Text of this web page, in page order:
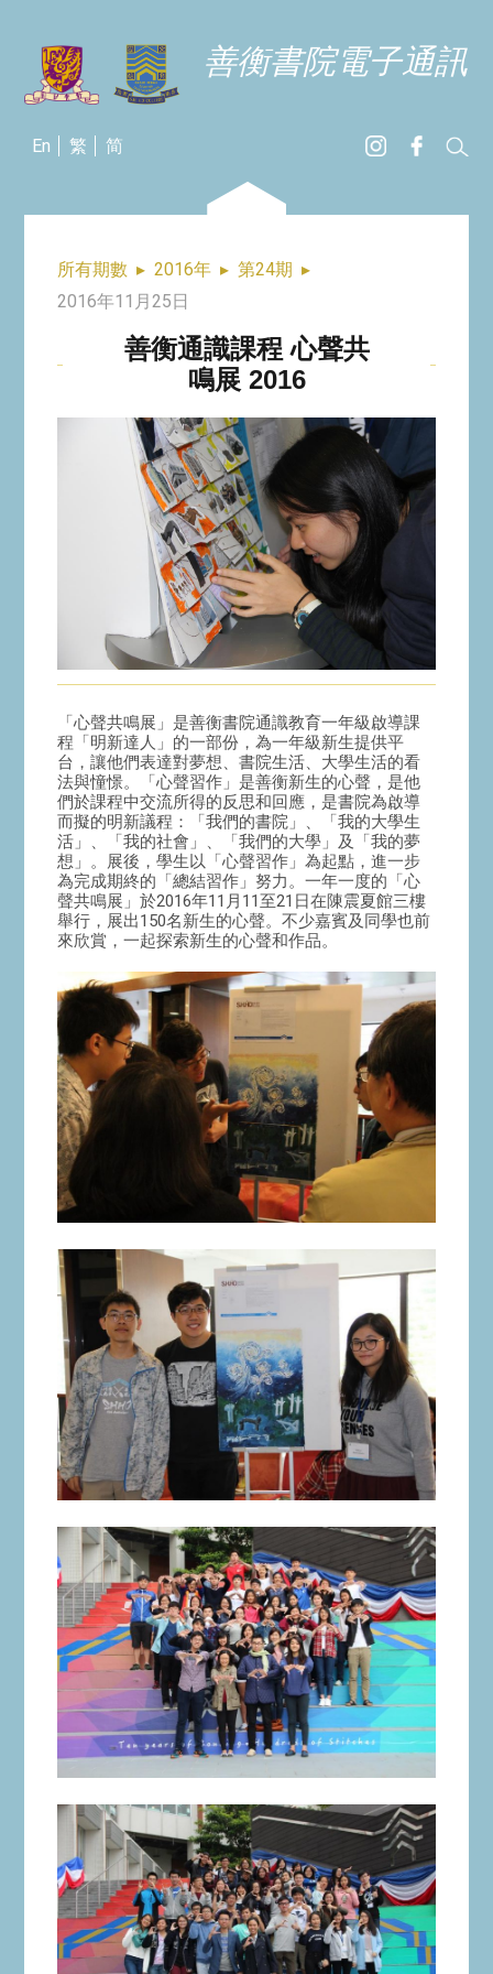
善衡書院電子通訊
En 繁 简
所有期數 ▸ 2016年 ▸ 第24期 ▸
2016年11月25日
善衡通識課程 心聲共
鳴展 2016
「心聲共鳴展」是善衡書院通識教育一年級啟導課
程「明新達人」的一部份，為一年級新生提供平
台，讓他們表達對夢想、書院生活、大學生活的看
法與憧憬。「心聲習作」是善衡新生的心聲，是他
們於課程中交流所得的反思和回應，是書院為啟導
而擬的明新議程：「我們的書院」、「我的大學生
活」、「我的社會」、「我們的大學」及「我的夢
想」。展後，學生以「心聲習作」為起點，進一步
為完成期終的「總結習作」努力。一年一度的「心
聲共鳴展」於2016年11月11至21日在陳震夏館三樓
舉行，展出150名新生的心聲。不少嘉賓及同學也前
來欣賞，一起探索新生的心聲和作品。